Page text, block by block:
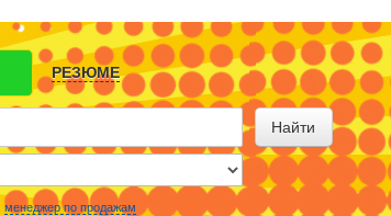
РЕЗЮМЕ
Найти
менеджер по продажам